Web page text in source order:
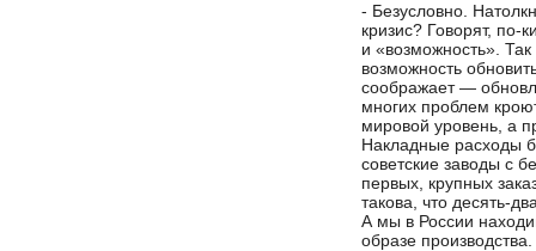
- Безусловно.
кризис? Говорят, по-
и «возможность».
возможность
соображает —
многих проблем
мировой уровень, а
Накладные расходы
советские заводы с
первых, крупных
такова, что десять-
А мы в России
образе